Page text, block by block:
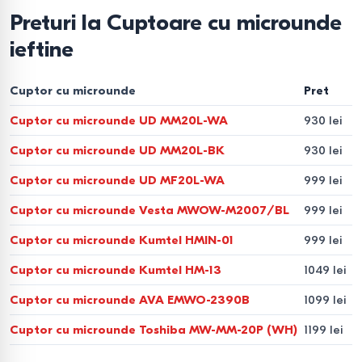
Eco Mode
— consum redus de energie în modul
utilizare.
Cum să alegeți un cuptor cu
microunde
Volum- 17–20 L pentru o persoană, 23–25 L pentru
familie, 30 L și mai mult pentru gătit frecvent.
Putere- 700–800 W pentru încălzire, 900–1200 W
Interior- bio-ceramică sau email EasyClean pentru
curățare ușoară.
Tip de control- mecanic, simplitate, tactil/electronic,
Preturi la Cuptoare cu microunde
ieftine
Cuptor cu microunde Pret
Cuptor cu microunde UD MM20L-WA 930 lei
Cuptor cu microunde UD MM20L-BK 930 lei
Cuptor cu microunde UD MF20L-WA 999 lei
Cuptor cu microunde Vesta MWOW-M2007/BL 999 lei
Cuptor cu microunde Kumtel HMIN-01 999 lei
Cuptor cu microunde Kumtel HM-13 1049 lei
Cuptor cu microunde AVA EMWO-2390B 1099 lei
Cuptor cu microunde Toshiba MW-MM-20P (WH) 1199 lei